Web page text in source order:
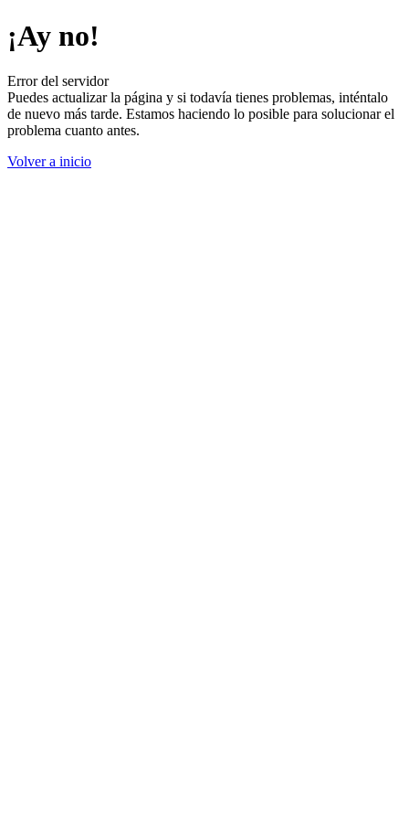
¡Ay no!
Error del servidor
Puedes actualizar la página y si todavía tienes problemas, inténtalo
de nuevo más tarde. Estamos haciendo lo posible para solucionar el
problema cuanto antes.
Volver a inicio